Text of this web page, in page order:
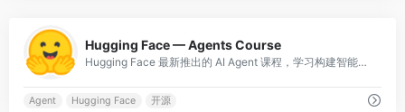
Hugging Face — Agents Course
Hugging Face 最新推出的 AI Agent 课程，学习构建智能代理及其工具链，涵盖 Agent 设计、工具使用、多步骤推理。
Agent Hugging Face 开源